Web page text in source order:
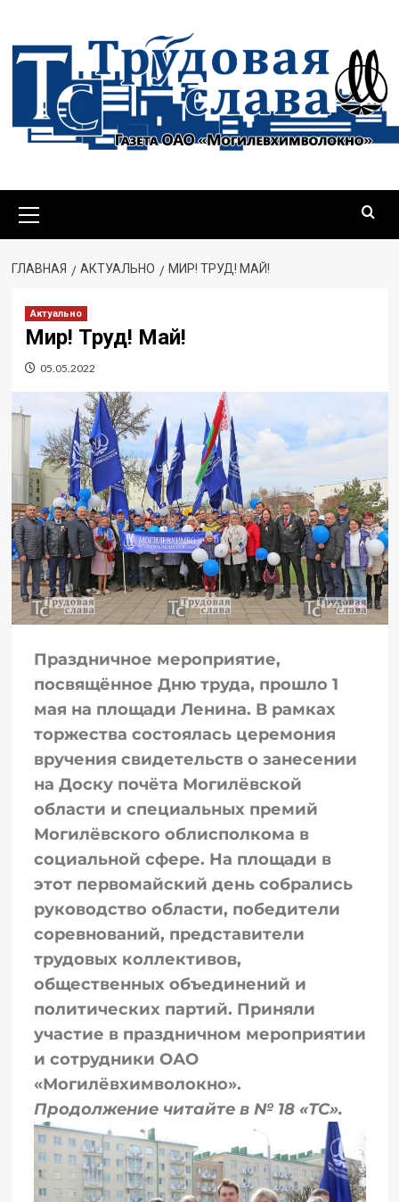
ГЛАВНАЯ АКТУАЛЬНО МИР! ТРУД! МАЙ!
Актуально
Мир! Труд! Май!
05.05.2022
Праздничное мероприятие,
посвящённое Дню труда, прошло 1
мая на площади Ленина. В рамках
торжества состоялась церемония
вручения свидетельств о занесении
на Доску почёта Могилёвской
области и специальных премий
Могилёвского облисполкома в
социальной сфере. На площади в
этот первомайский день собрались
руководство области, победители
соревнований, представители
трудовых коллективов,
общественных объединений и
политических партий. Приняли
участие в праздничном мероприятии
и сотрудники ОАО
«Могилёвхимволокно».
Продолжение читайте в № 18 «ТС».